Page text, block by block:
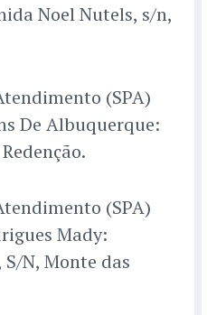
Noel Nutels, s/n,
(SPA)
De Albuquerque:
(SPA)
Mady:
N, Monte das